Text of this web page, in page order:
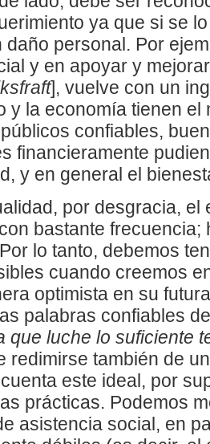
ya que si se
daño personal. Por
y en apoyar y
], vuelve con un
y la economía tienen el
confiables,
financieramente
y en general el
por desgracia, el
bastante frecuencia;
lo tanto, debemos
cuando creemos
optimista en su
palabras confiables
que luche lo suficiente
redimirse también de
este ideal, por
prácticas. Podemos
asistencia social, en